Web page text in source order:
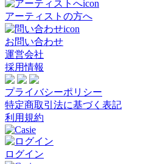
アーティストの方へ
お問い合わせ
運営会社
採用情報
プライバシーポリシー
特定商取引法に基づく表記
利用規約
ログイン